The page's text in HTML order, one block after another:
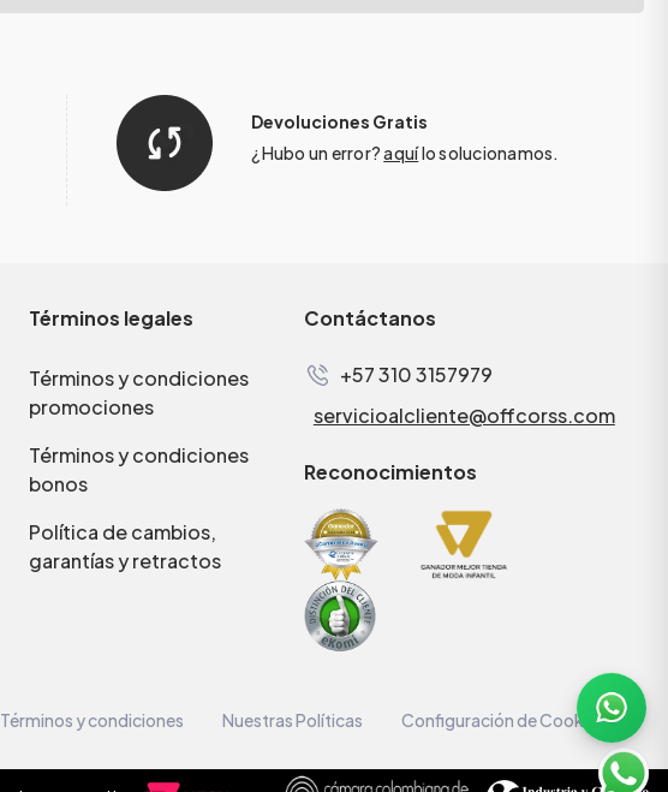
Devoluciones Gratis
¿Hubo un error?aquílo solucionamos.
Términos legales
Términos y condiciones
promociones
Términos y condiciones
bonos
Política de cambios,
garantías y retractos
Contáctanos
+57 310 3157979
servicioalcliente@offcorss.com
Reconocimientos
Términos y condiciones Nuestras Políticas Configuración de Cookies